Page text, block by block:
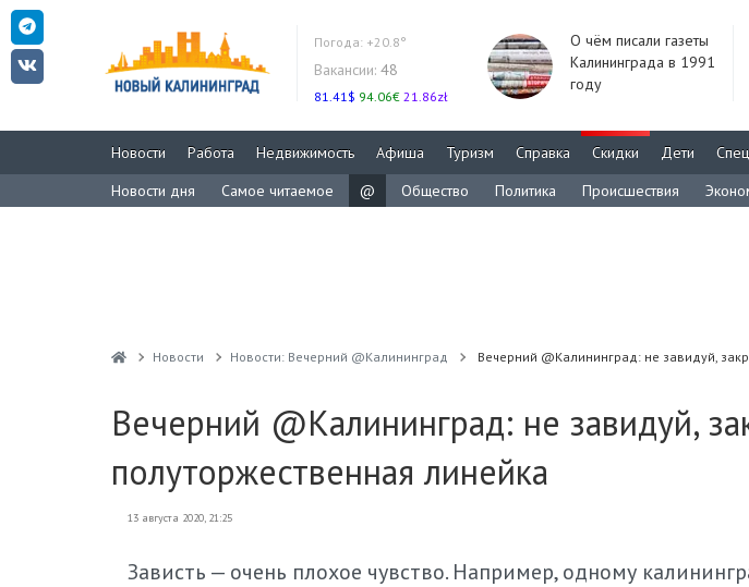
Погода: +20.8°
Вакансии: 48
81.41$ 94.06€ 21.86zł
О чём писали газеты
Калининграда в 1991
году
Новости Работа Недвижимость Афиша Туризм Справка Скидки Дети
Новости дня
Самое читаемое @ Общество Политика Происшествия
Новости Новости: Вечерний @Калининград Вечерний @Калининград: не завидуй,
Вечерний @Калининград: не завидуй,
полуторжественная линейка
13 августа 2020, 21:25
Зависть — очень плохое чувство. Например, одному